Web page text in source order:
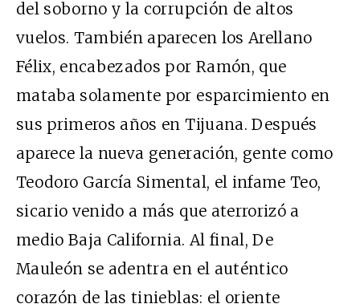
del soborno y la corrupción de altos
vuelos. También aparecen los Arellano
Félix, encabezados por Ramón, que
mataba solamente por esparcimiento en
sus primeros años en Tijuana. Después
aparece la nueva generación, gente como
Teodoro García Simental, el infame Teo,
sicario venido a más que aterrorizó a
medio Baja California. Al final, De
Mauleón se adentra en el auténtico
corazón de las tinieblas: el oriente